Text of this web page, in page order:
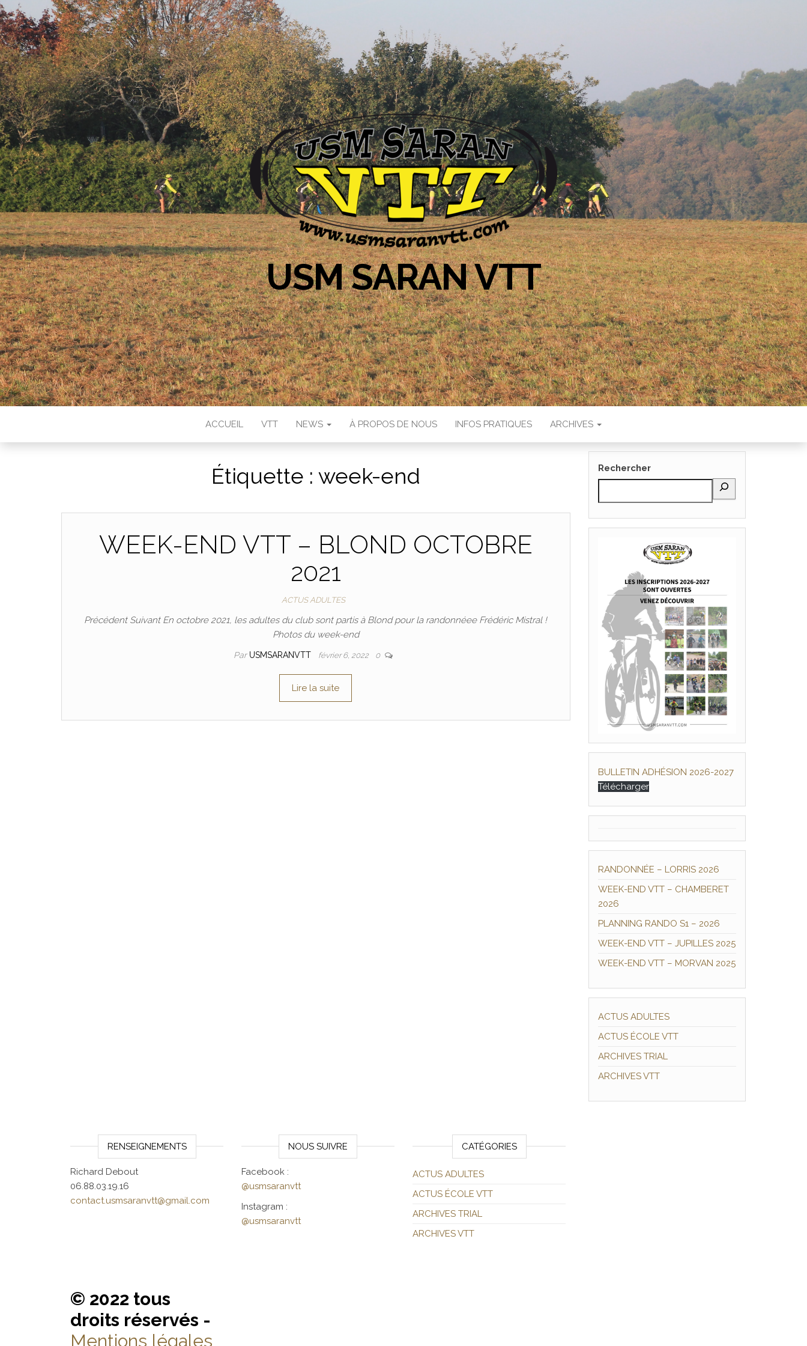
USM SARAN VTT
ACCUEIL VTT NEWS À PROPOS DE NOUS INFOS PRATIQUES ARCHIVES
Étiquette : week-end
WEEK-END VTT – BLOND OCTOBRE
2021
ACTUS ADULTES
Précédent Suivant En octobre 2021, les adultes du club sont partis à Blond pour la randonnéee Frédéric Mistral !
Photos du week-end
Par USMSARANVTT février 6, 2022 0
Lire la suite
Rechercher
BULLETIN ADHÉSION 2026-2027
Télécharger
RANDONNÉE – LORRIS 2026
WEEK-END VTT – CHAMBERET
2026
PLANNING RANDO S1 – 2026
WEEK-END VTT – JUPILLES 2025
WEEK-END VTT – MORVAN 2025
ACTUS ADULTES
ACTUS ÉCOLE VTT
ARCHIVES TRIAL
ARCHIVES VTT
RENSEIGNEMENTS
Richard Debout
06.88.03.19.16
contact.usmsaranvtt@gmail.com
NOUS SUIVRE
Facebook :
@usmsaranvtt
Instagram :
@usmsaranvtt
CATÉGORIES
ACTUS ADULTES
ACTUS ÉCOLE VTT
ARCHIVES TRIAL
ARCHIVES VTT
© 2022 tous
droits réservés -
Mentions légales